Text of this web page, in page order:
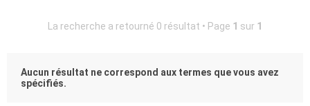
La recherche a retourné 0 résultat • Page 1 sur 1
Aucun résultat ne correspond aux termes que vous avez
spécifiés.